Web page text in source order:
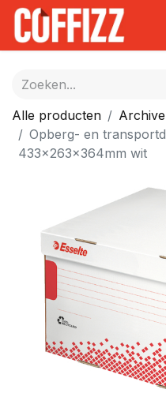
Alle producten
Opberg- en
433x263x364mm wit